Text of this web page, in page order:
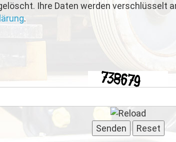
Ihre Daten werden verschlüsselt
.